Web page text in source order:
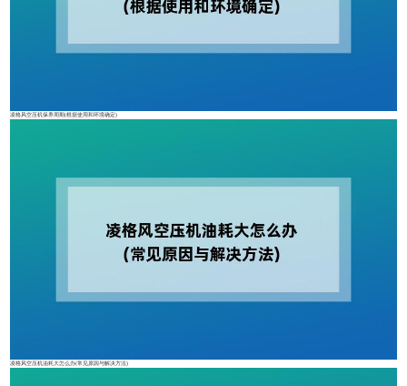
凌格风空压机保养周期(根据使用和环境确定)
凌格风空压机油耗大怎么办(常见原因与解决方法)